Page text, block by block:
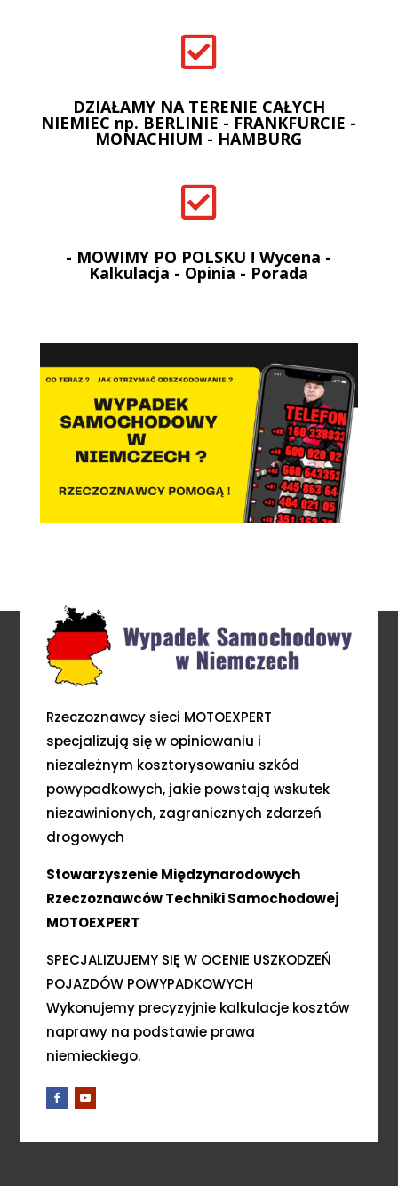

DZIAŁAMY NA TERENIE CAŁYCH
NIEMIEC np. BERLINIE - FRANKFURCIE -
MONACHIUM - HAMBURG

- MOWIMY PO POLSKU ! Wycena -
Kalkulacja - Opinia - Porada
Rzeczoznawcy sieci MOTOEXPERT
specjalizują się w opiniowaniu i
niezależnym kosztorysowaniu szkód
powypadkowych, jakie powstają wskutek
niezawinionych, zagranicznych zdarzeń
drogowych
Stowarzyszenie Międzynarodowych
Rzeczoznawców Techniki Samochodowej
MOTOEXPERT
SPECJALIZUJEMY SIĘ W OCENIE USZKODZEŃ
POJAZDÓW POWYPADKOWYCH
Wykonujemy precyzyjnie kalkulacje kosztów
naprawy na podstawie prawa
niemieckiego.